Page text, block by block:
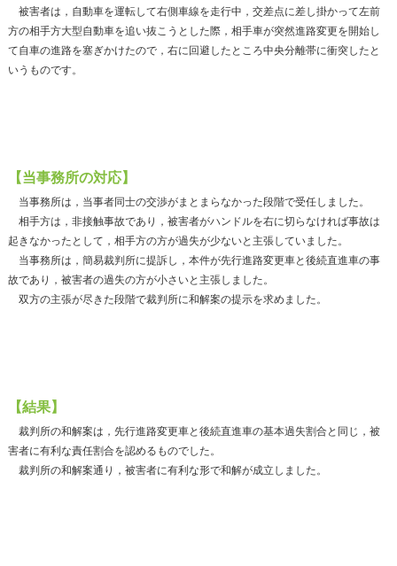
被害者は，自動車を運転して右側車線を走行中，交差点に差し掛かって左前
方の相手方大型自動車を追い抜こうとした際，相手車が突然進路変更を開始し
て自車の進路を塞ぎかけたので，右に回避したところ中央分離帯に衝突したと
いうものです。
【当事務所の対応】
当事務所は，当事者同士の交渉がまとまらなかった段階で受任しました。
相手方は，非接触事故であり，被害者がハンドルを右に切らなければ事故は
起きなかったとして，相手方の方が過失が少ないと主張していました。
当事務所は，簡易裁判所に提訴し，本件が先行進路変更車と後続直進車の事
故であり，被害者の過失の方が小さいと主張しました。
双方の主張が尽きた段階で裁判所に和解案の提示を求めました。
【結果】
裁判所の和解案は，先行進路変更車と後続直進車の基本過失割合と同じ，被
害者に有利な責任割合を認めるものでした。
裁判所の和解案通り，被害者に有利な形で和解が成立しました。